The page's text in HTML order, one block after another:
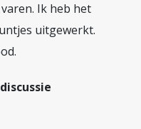
Ik heb het
uitgewerkt.